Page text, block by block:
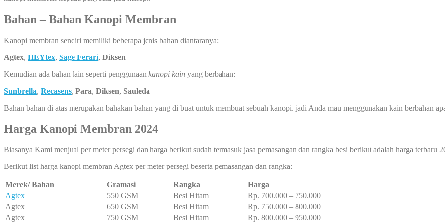
Bahan – Bahan Kanopi Membran
Kanopi membran sendiri memiliki beberapa jenis bahan diantaranya:
Agtex, HEYtex, Sage Ferari, Diksen
Kemudian ada bahan lain seperti penggunaan kanopi kain yang berbahan:
Sunbrella, Recasens, Para, Diksen, Sauleda
Bahan bahan di atas merupakan bahakan bahan yang di buat untuk membuat sebuah kanopi, jadi Anda mau menggunakan kain berbahan
Harga Kanopi Membran 2024
Biasanya Kami menjual per meter persegi dan harga berikut sudah termasuk jasa pemasangan dan rangka besi berikut adalah harga terbaru
Berikut list harga kanopi membran Agtex per meter persegi beserta pemasangan dan rangka:
Merek/ Bahan Gramasi Rangka
Harga
Agtex
550 GSM Besi Hitam
Rp. 700.000 – 750.000
Agtex
650 GSM Besi Hitam
Rp. 750.000 – 800.000
Agtex
750 GSM Besi Hitam Rp. 800.000 – 950.000